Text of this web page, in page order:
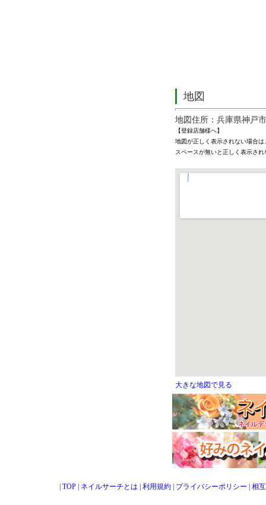
地図
地図住所：兵庫県神戸
【登録店舗様へ】
地図が正しく表示されない場合
スペースが無いと正しく表示さ
大きな地図で見る
TOP ネイルサーチとは 利用規約 プライバシーポリシー 相